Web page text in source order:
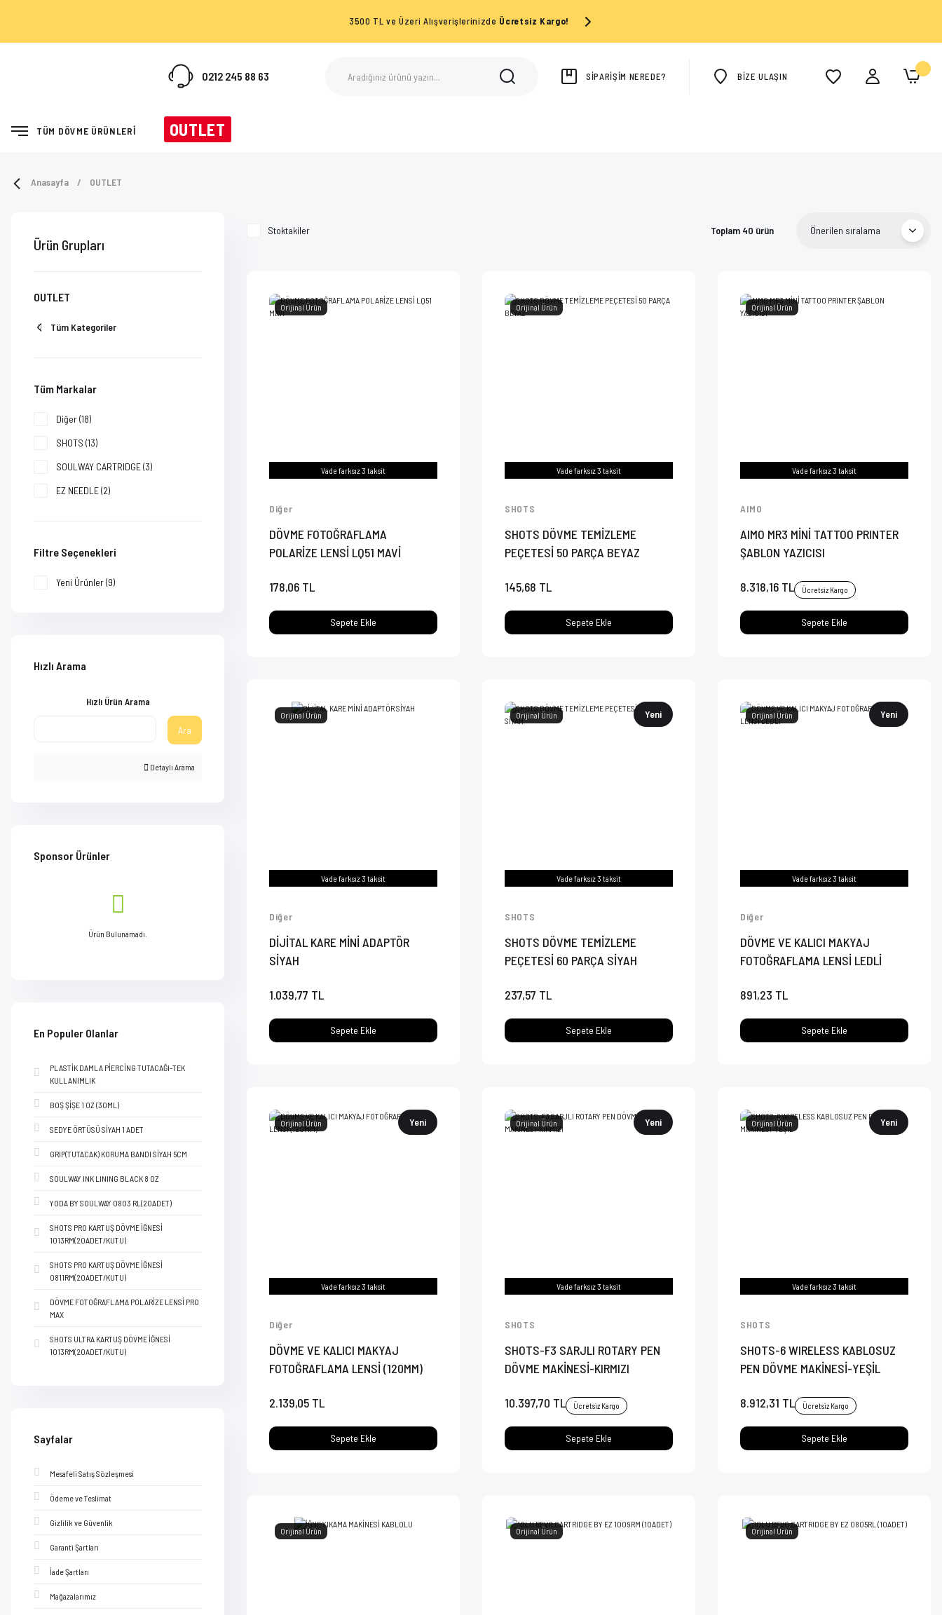
3500 TL ve Üzeri Alışverişlerinizde Ücretsiz Kargo!
0212 245 88 63 SİPARİŞİM NEREDE? BİZE ULAŞIN
TÜM DÖVME ÜRÜNLERİ OUTLET
Anasayfa OUTLET
Ürün Grupları
OUTLET
Tüm Kategoriler
Tüm Markalar
Diğer (18)
SHOTS (13)
SOULWAY CARTRIDGE (3)
EZ NEEDLE (2)
AIRBRUSH TATTOO (1)
Filtre Seçenekleri
Yeni Ürünler (9)
Hızlı Arama
Hızlı Ürün Arama
Ara
Detaylı Arama
Sponsor Ürünler
Ürün Bulunamadı.
En Populer Olanlar
PLASTİK DAMLA PİERCİNG TUTACAĞI-TEK
KULLANIMLIK
BOŞ ŞİŞE 1 OZ (30ML)
SEDYE ÖRTÜSÜ SİYAH 1 ADET
GRIP(TUTACAK) KORUMA BANDI SİYAH 5CM
SOULWAY INK LINING BLACK 8 OZ
YODA BY SOULWAY 0803 RL(20ADET)
SHOTS PRO KARTUŞ DÖVME İĞNESİ
1013RM(20ADET/KUTU)
SHOTS PRO KARTUŞ DÖVME İĞNESİ
0811RM(20ADET/KUTU)
DÖVME FOTOĞRAFLAMA POLARİZE LENSİ PRO
MAX
SHOTS ULTRA KARTUŞ DÖVME İĞNESİ
1013RM(20ADET/KUTU)
Sayfalar
Mesafeli Satış Sözleşmesi
Ödeme ve Teslimat
Gizlilik ve Güvenlik
Garanti Şartları
İade Şartları
Mağazalarımız
Stoktakiler Toplam 40 ürün
Orijinal Ürün
Vade farksız 3 taksit
Diğer
DÖVME FOTOĞRAFLAMA
POLARİZE LENSİ LQ51 MAVİ
178,06 TL
Sepete Ekle
Orijinal Ürün
Vade farksız 3 taksit
SHOTS
SHOTS DÖVME TEMİZLEME
PEÇETESİ 50 PARÇA BEYAZ
145,68 TL
Sepete Ekle
Orijinal Ürün
Vade farksız 3 taksit
AIMO
AIMO MR3 MİNİ TATTOO PRINTER
ŞABLON YAZICISI
8.318,16 TL Ücretsiz Kargo
Sepete Ekle
Orijinal Ürün
Vade farksız 3 taksit
Diğer
DİJİTAL KARE MİNİ ADAPTÖR
SİYAH
1.039,77 TL
Sepete Ekle
Yeni
Orijinal Ürün
Vade farksız 3 taksit
SHOTS
SHOTS DÖVME TEMİZLEME
PEÇETESİ 60 PARÇA SİYAH
237,57 TL
Sepete Ekle
Yeni
Orijinal Ürün
Vade farksız 3 taksit
Diğer
DÖVME VE KALICI MAKYAJ
FOTOĞRAFLAMA LENSİ LEDLİ
891,23 TL
Sepete Ekle
Yeni
Orijinal Ürün
Vade farksız 3 taksit
Diğer
DÖVME VE KALICI MAKYAJ
FOTOĞRAFLAMA LENSİ (120MM)
2.139,05 TL
Sepete Ekle
Yeni
Orijinal Ürün
Vade farksız 3 taksit
SHOTS
SHOTS-F3 SARJLI ROTARY PEN
DÖVME MAKİNESİ-KIRMIZI
10.397,70 TL Ücretsiz Kargo
Sepete Ekle
Yeni
Orijinal Ürün
Vade farksız 3 taksit
SHOTS
SHOTS-6 WIRELESS KABLOSUZ
PEN DÖVME MAKİNESİ-YEŞİL
8.912,31 TL Ücretsiz Kargo
Sepete Ekle
Orijinal Ürün Orijinal Ürün Orijinal Ürün